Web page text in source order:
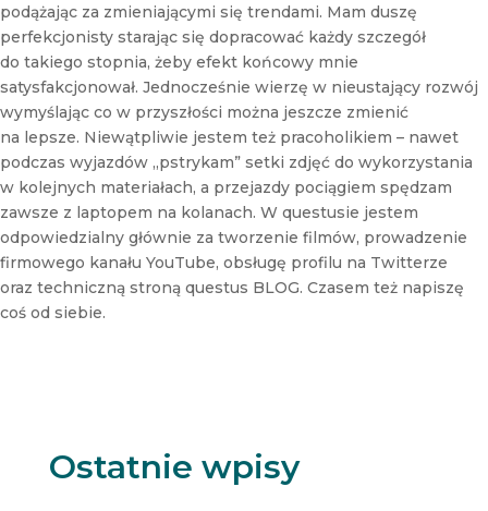
t
t
e
r
podążając za zmieniającymi się trendami. Mam duszę
perfekcjonisty starając się dopracować każdy szczegół
do takiego stopnia, żeby efekt końcowy mnie
satysfakcjonował. Jednocześnie wierzę w nieustający rozwój
wymyślając co w przyszłości można jeszcze zmienić
na lepsze. Niewątpliwie jestem też pracoholikiem – nawet
podczas wyjazdów „pstrykam” setki zdjęć do wykorzystania
w kolejnych materiałach, a przejazdy pociągiem spędzam
zawsze z laptopem na kolanach. W questusie jestem
odpowiedzialny głównie za tworzenie filmów, prowadzenie
firmowego kanału YouTube, obsługę profilu na Twitterze
oraz techniczną stroną questus BLOG. Czasem też napiszę
coś od siebie.
Ostatnie wpisy